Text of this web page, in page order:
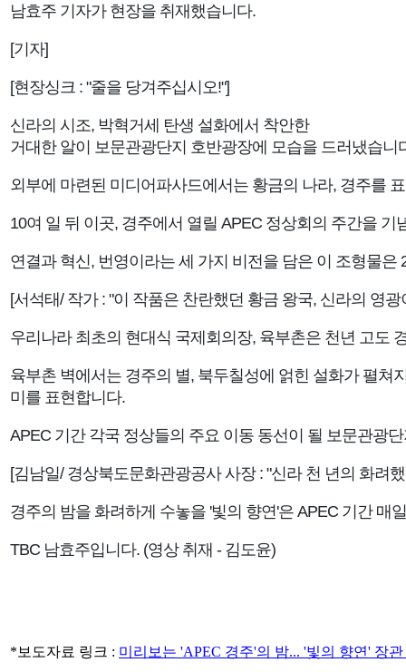
남효주 기자가 현장을 취재했습니다.
[기자]
[현장싱크 : "줄을 당겨주십시오!"]
신라의 시조, 박혁거세 탄생 설화에서 착안한
거대한 알이 보문관광단지 호반광장에 모습을 드러냈습니
외부에 마련된 미디어파사드에서는 황금의 나라, 경주를
10여 일 뒤 이곳, 경주에서 열릴 APEC 정상회의 주간을
연결과 혁신, 번영이라는 세 가지 비전을 담은 이 조형물
[서석태/ 작가 : "이 작품은 찬란했던 황금 왕국, 신라의 영
우리나라 최초의 현대식 국제회의장, 육부촌은 천년 고도
육부촌 벽에서는 경주의 별, 북두칠성에 얽힌 설화가 펼쳐
미를 표현합니다.
APEC 기간 각국 정상들의 주요 이동 동선이 될 보문관광
[김남일/ 경상북도문화관광공사 사장 : "신라 천 년의 화려
경주의 밤을 화려하게 수놓을 '빛의 향연'은 APEC 기간
TBC 남효주입니다. (영상 취재 - 김도윤)
*보도자료 링크 : 미리보는 'APEC 경주'의 밤... '빛의 향연' 장관